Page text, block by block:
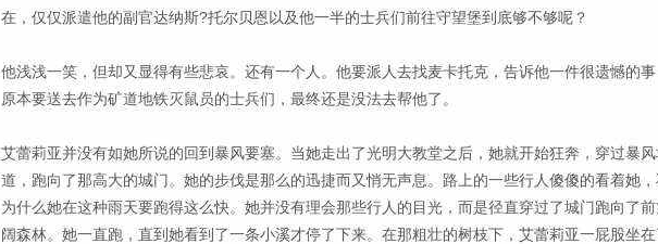
在，仅仅派遣他的副官达纳斯?托尔贝恩以及他一半的士兵们前往守望堡到底够不够呢？
他浅浅一笑，但却又显得有些悲哀。还有一个人。他要派人去找麦卡托克，告诉他一件很遗憾的
原本要送去作为矿道地铁灭鼠员的士兵们，最终还是没法去帮他了。
艾蕾莉亚并没有如她所说的回到暴风要塞。当她走出了光明大教堂之后，她就开始狂奔，穿过暴
道，跑向了那高大的城门。她的步伐是那么的迅捷而又悄无声息。路上的一些行人傻傻的看着她
为什么她在这种雨天要跑得这么快。她并没有理会那些行人的目光，而是径直穿过了城门跑向了
阔森林。她一直跑，直到她看到了一条小溪才停了下来。在那粗壮的树枝下，艾蕾莉亚一屁股坐